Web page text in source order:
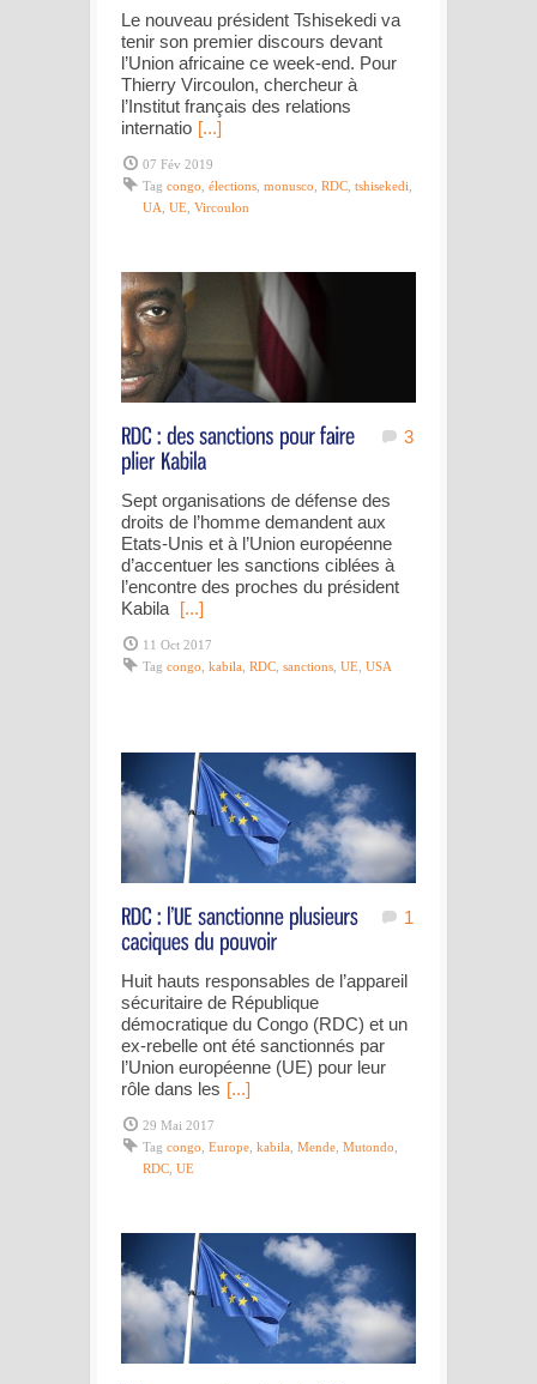
Le nouveau président Tshisekedi va
tenir son premier discours devant
l’Union africaine ce week-end. Pour
Thierry Vircoulon, chercheur à
l’Institut français des relations
internatio [...]
07 Fév 2019
Tag congo élections monusco RDC tshisekedi
UA UE Vircoulon
3
Sept organisations de défense des
droits de l’homme demandent aux
Etats-Unis et à l’Union européenne
d’accentuer les sanctions ciblées à
l’encontre des proches du président
Kabila [...]
11 Oct 2017
Tag congo kabila RDC sanctions UE USA
1
Huit hauts responsables de l’appareil
sécuritaire de République
démocratique du Congo (RDC) et un
ex-rebelle ont été sanctionnés par
l’Union européenne (UE) pour leur
rôle dans les [...]
29 Mai 2017
Tag congo Europe kabila Mende Mutondo
RDC UE